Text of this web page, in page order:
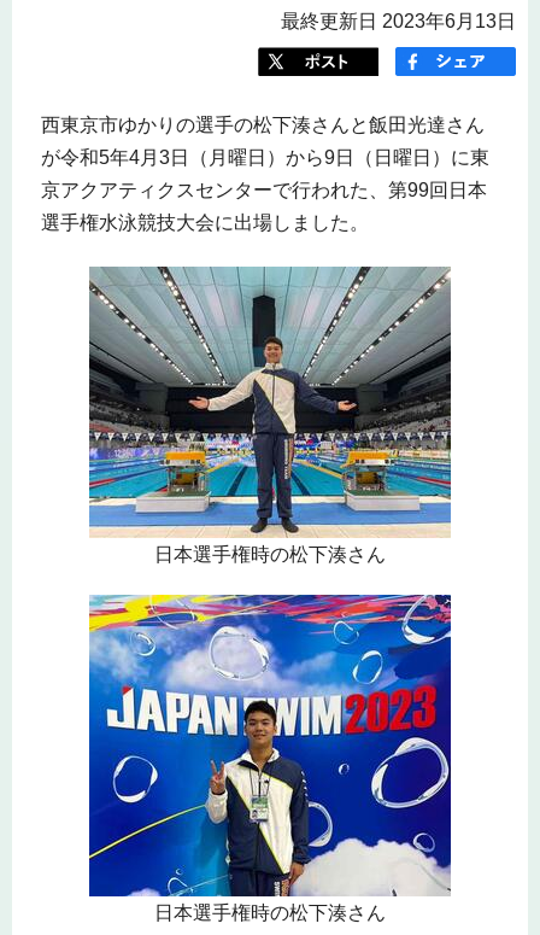
最終更新日 2023年6月13日
西東京市ゆかりの選手の松下湊さんと飯田光達さん
が令和5年4月3日（月曜日）から9日（日曜日）に東
京アクアティクスセンターで行われた、第99回日本
選手権水泳競技大会に出場しました。
日本選手権時の松下湊さん
日本選手権時の松下湊さん